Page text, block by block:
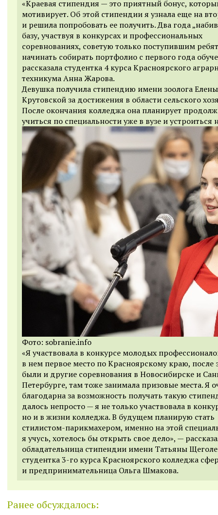
«Краевая стипендия — это приятный бонус,
мотивирует. Об этой стипендии я узнала еще на
и решила попробовать ее получить. Два года
базу, участвуя в конкурсах и профессиональных
соревнованиях, советую только поступившим
начинать собирать портфолио с первого года
рассказала студентка 4 курса Красноярского
техникума Анна Жарова.
Девушка получила стипендию имени зоолога Елены
Крутовской за достижения в области сельского
После окончания колледжа она планирует
учиться по специальности уже в вузе и устроиться
Фото: sobranie.info
«Я участвовала в конкурсе молодых
в нем первое место по Красноярскому краю, после
были и другие соревнования в Новосибирске и
Петербурге, там тоже занимала призовые места. Я
благодарна за возможность получать такую
далось непросто — я не только участвовала в
но и в жизни колледжа. В будущем планирую стать
стилистом-парикмахером, именно на этой
я учусь, хотелось бы открыть свое дело», —
обладательница стипендии имени Татьяны
студентка 3-го курса Красноярского колледжа
и предпринимательница Ольга Шмакова.
Ранее обсуждалось: